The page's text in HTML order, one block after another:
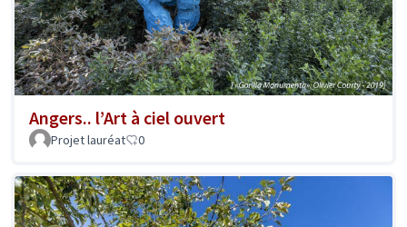
Angers.. l’Art à ciel ouvert
Projet lauréat 0